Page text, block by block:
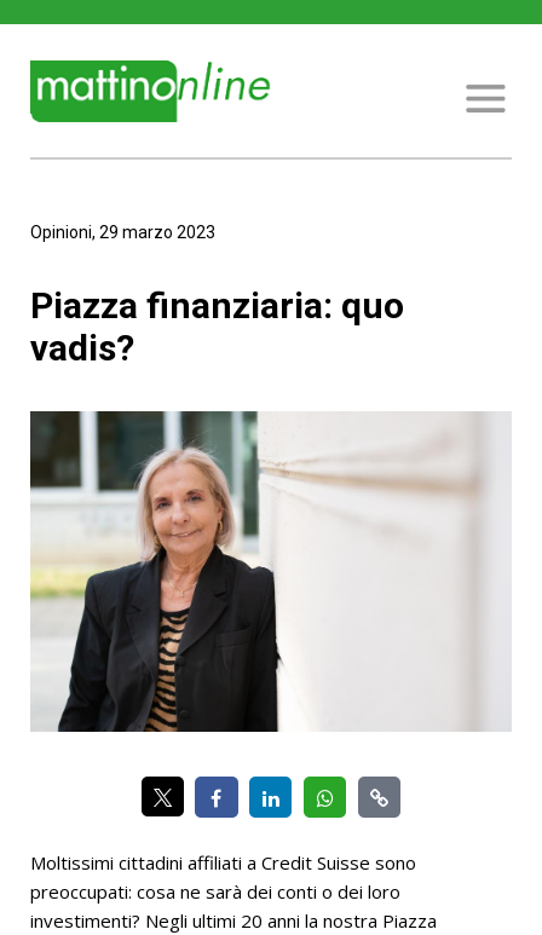
Opinioni, 29 marzo 2023
Piazza finanziaria: quo
vadis?
Moltissimi cittadini affiliati a Credit Suisse sono
preoccupati: cosa ne sarà dei conti o dei loro
investimenti? Negli ultimi 20 anni la nostra Piazza